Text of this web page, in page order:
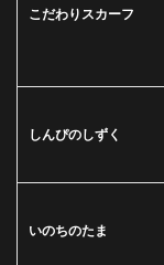
こだわりスカーフ
しんぴのしずく
いのちのたま